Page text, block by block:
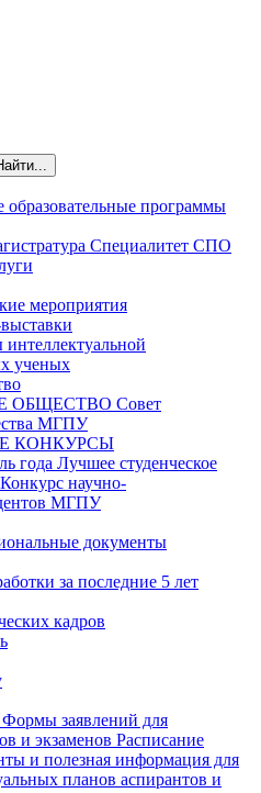
программы
Специалитет СПО
мероприятия
ученых
ОБЩЕСТВО Совет
МГПУ
КОНКУРСЫ
года Лучшее студенческое
Конкурс научно-
МГПУ
документы
за последние 5 лет
кадров
Формы заявлений для
и экзаменов Расписание
и полезная информация для
планов аспирантов и